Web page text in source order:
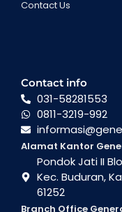
Contact Us
Contact info
031-58281553
0811-3219-992
Alamat Kantor
Pondok Jati II
Kec. Buduran,
61252
Branch Office